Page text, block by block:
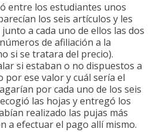
entre los estudiantes unos
los seis artículos y les
a cada uno de ellos las dos
de afiliación a la
si se tratara del precio).
si estaban o no dispuestos a
por ese valor y cuál sería el
por cada uno de los seis
las hojas y entregó los
realizado las pujas más
a efectuar el pago allí mismo.